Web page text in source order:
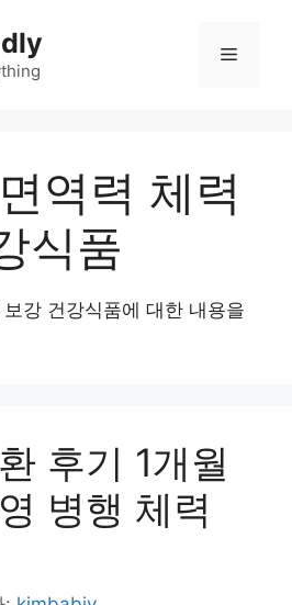
메
역력 체력
식품
강 건강식품에 대한 내용을
후기 1개월
병행 체력